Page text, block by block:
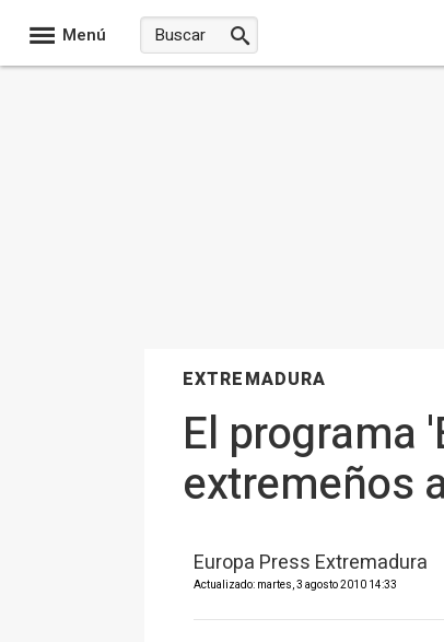
Menú
EXTREMADURA
El programa
extremeños
Europa Press Extremadura
Actualizado: martes, 3 agosto 2010 14:33